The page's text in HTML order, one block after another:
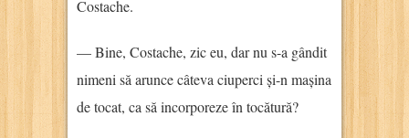
Costache.
— Bine, Costache, zic eu, dar nu s-a gândit
nimeni să arunce câteva ciuperci și-n mașina
de tocat, ca să incorporeze în tocătură?